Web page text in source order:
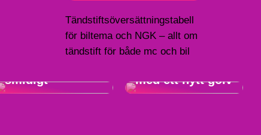
Tändstiftsöversättningstabell
för biltema och NGK – allt om
tändstift för både mc och bil
drömhemmet
smidigt
med ett nytt golv